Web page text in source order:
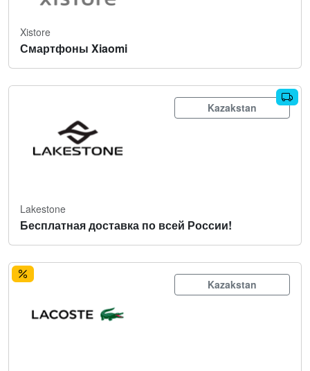
Xistore
Смартфоны Xiaomi
Kazakstan
Lakestone
Бесплатная доставка по всей России!
Kazakstan